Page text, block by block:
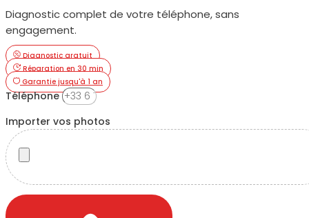
Diagnostic complet de votre téléphone, sans
engagement.
Diagnostic gratuit
Réparation en 30 min
Garantie jusqu'à 1 an
Téléphone
Importer vos photos